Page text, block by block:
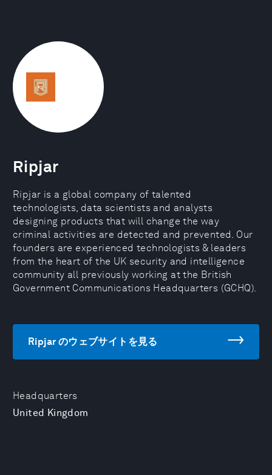
Headquarters
United Kingdom
Ripjar
Ripjar is a global company of talented
technologists, data scientists and analysts
designing products that will change the way
criminal activities are detected and prevented. Our
founders are experienced technologists & leaders
from the heart of the UK security and intelligence
community all previously working at the British
Government Communications Headquarters (GCHQ).
Ripjar のウェブサイトを見る